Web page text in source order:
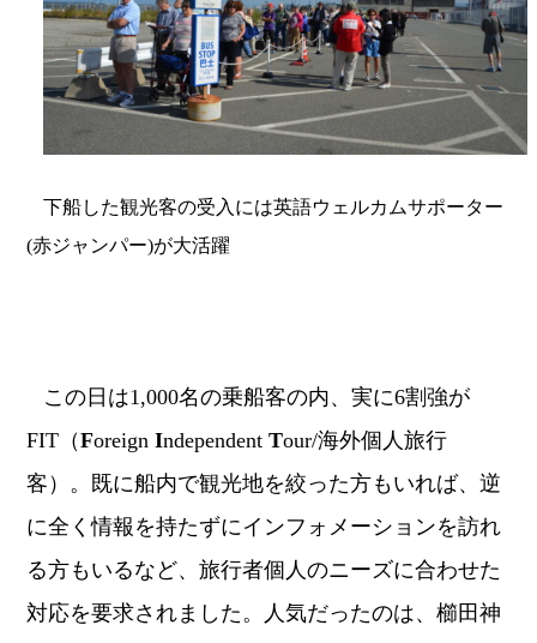
下船した観光客の受入には英語ウェルカムサポーター
(赤ジャンパー)が大活躍
この日は1,000名の乗船客の内、実に6割強が
FIT （Foreign IndependentTour/海外個人旅行
客）。既に船内で観光地を絞った方もいれば、逆
に全く情報を持たずにインフォメーションを訪れ
る方もいるなど、旅行者個人のニーズに合わせた
対応を要求されました。人気だったのは、櫛田神